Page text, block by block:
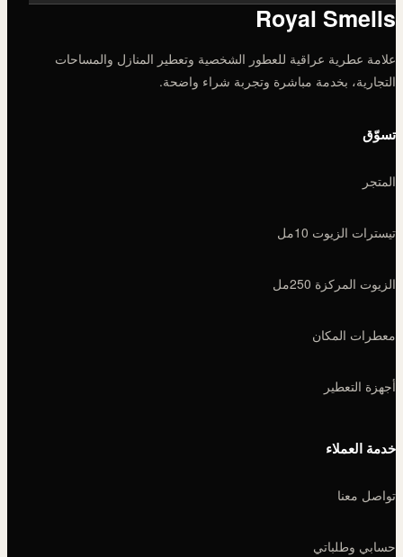
Royal Smells
علامة عطرية عراقية للعطور الشخصية وتعطير المنازل والمساحات
التجارية، بخدمة مباشرة وتجربة شراء واضحة.
تسوّق
المتجر
تيسترات الزيوت 10مل
الزيوت المركزة 250مل
معطرات المكان
أجهزة التعطير
خدمة العملاء
تواصل معنا
حسابي وطلباتي